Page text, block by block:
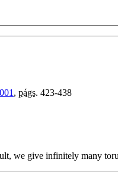
, págs. 423-438
we give infinitely many